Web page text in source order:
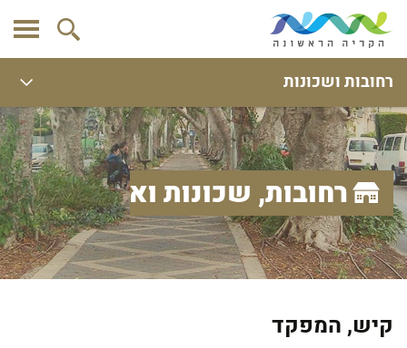
רחובות ושכונות
רחובות, שכונות ואתרים
קיש, המפקד